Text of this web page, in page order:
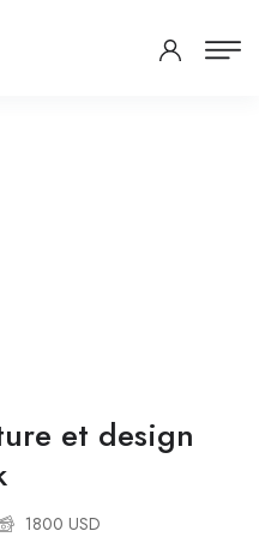
et design
1800 USD